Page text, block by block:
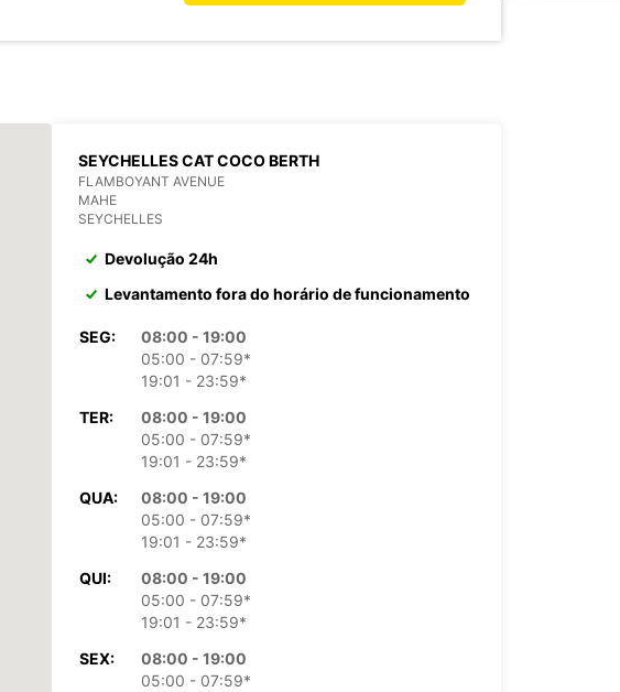
SEYCHELLES CAT COCO BERTH
FLAMBOYANT AVENUE
MAHE
SEYCHELLES
Devolução 24h
Levantamento fora do horário de funcionamento
SEG:
08:00 - 19:00
05:00 - 07:59*
19:01 - 23:59*
TER:
08:00 - 19:00
05:00 - 07:59*
19:01 - 23:59*
QUA:
08:00 - 19:00
05:00 - 07:59*
19:01 - 23:59*
QUI:
08:00 - 19:00
05:00 - 07:59*
19:01 - 23:59*
SEX:
08:00 - 19:00
05:00 - 07:59*